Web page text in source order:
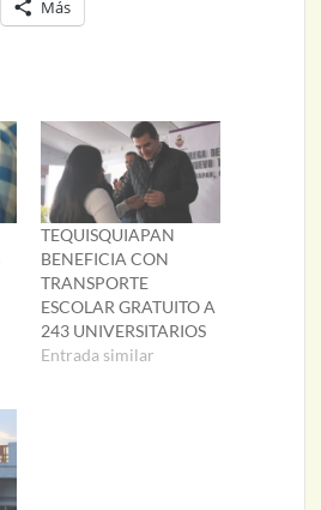
Más
TEQUISQUIAPAN
BENEFICIA CON
TRANSPORTE
ESCOLAR GRATUITO A
243 UNIVERSITARIOS
Entrada similar